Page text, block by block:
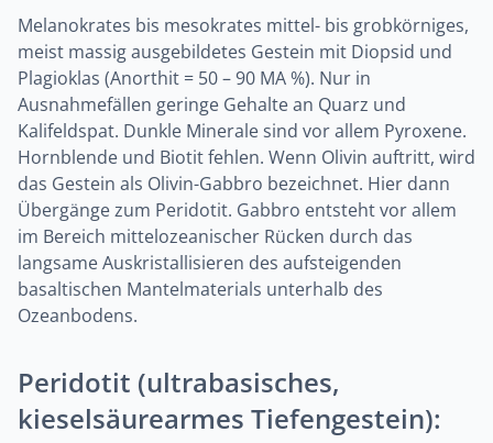
Melanokrates bis mesokrates mittel- bis grobkörniges,
meist massig ausgebildetes Gestein mit Diopsid und
Plagioklas (Anorthit = 50 – 90 MA %). Nur in
Ausnahmefällen geringe Gehalte an Quarz und
Kalifeldspat. Dunkle Minerale sind vor allem Pyroxene.
Hornblende und Biotit fehlen. Wenn Olivin auftritt, wird
das Gestein als Olivin-Gabbro bezeichnet. Hier dann
Übergänge zum Peridotit. Gabbro entsteht vor allem
im Bereich mittelozeanischer Rücken durch das
langsame Auskristallisieren des aufsteigenden
basaltischen Mantelmaterials unterhalb des
Ozeanbodens.
Peridotit (ultrabasisches,
kieselsäurearmes Tiefengestein):